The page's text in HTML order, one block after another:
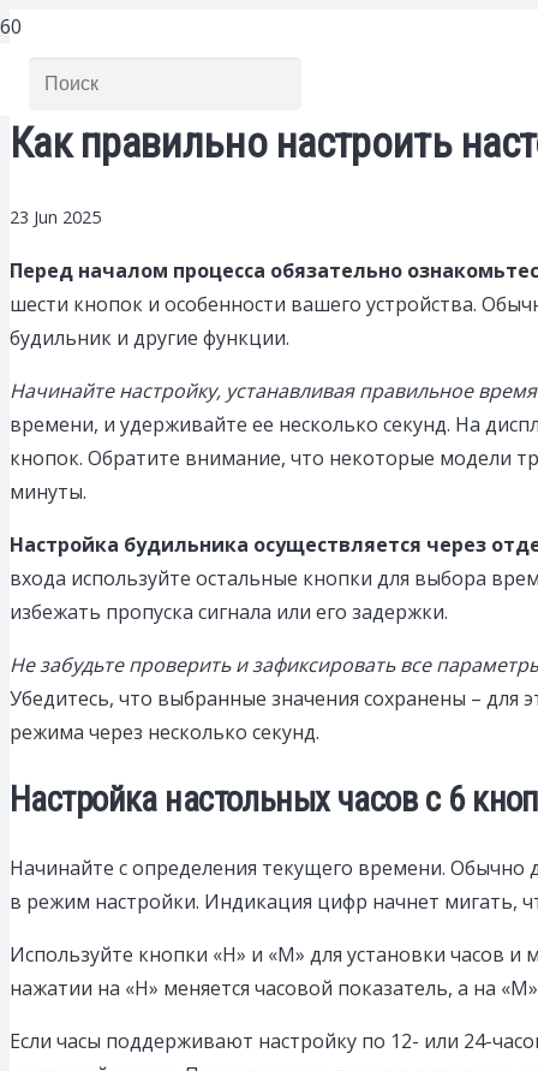
Как правильно настроить
23 Jun 2025
Перед началом процесса обязательно
шести кнопок и особенности вашего устройства.
будильник и другие функции.
Начинайте настройку, устанавливая правильное
времени, и удерживайте ее несколько секунд. На
кнопок. Обратите внимание, что некоторые модели
минуты.
Настройка будильника осуществляется через
входа используйте остальные кнопки для выбора
избежать пропуска сигнала или его задержки.
Не забудьте проверить и зафиксировать все
Убедитесь, что выбранные значения сохранены – для
режима через несколько секунд.
Настройка настольных часов с 6
Начинайте с определения текущего времени. Обычно
в режим настройки. Индикация цифр начнет мигать,
Используйте кнопки «H» и «M» для установки часов
нажатии на «H» меняется часовой показатель, а на
Если часы поддерживают настройку по 12- или 24-